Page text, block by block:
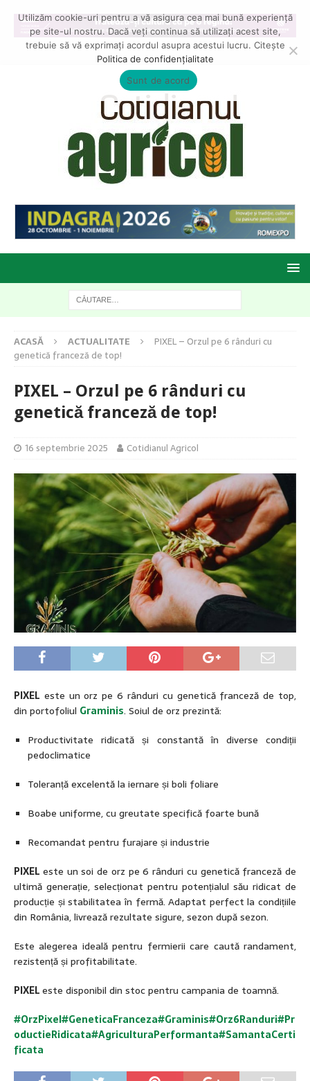
ACASĂ ACTUALITATE
PIXEL – Orzul pe 6 rânduri cu
genetică franceză de top!
PIXEL – Orzul pe 6 rânduri cu
genetică franceză de top!
16 septembrie 2025 Cotidianul Agricol
PIXEL este un orz pe 6 rânduri cu genetică franceză de top,
din portofoliul Graminis. Soiul de orz prezintă:
Productivitate ridicată și constantă în diverse condiții
pedoclimatice
Toleranță excelentă la iernare și boli foliare
Boabe uniforme, cu greutate specifică foarte bună
Recomandat pentru furajare și industrie
PIXEL este un soi de orz pe 6 rânduri cu genetică franceză de
ultimă generație, selecționat pentru potențialul său ridicat de
producție și stabilitatea în fermă. Adaptat perfect la condițiile
din România, livrează rezultate sigure, sezon după sezon.
Este alegerea ideală pentru fermierii care caută randament,
rezistență și profitabilitate.
PIXELeste disponibil din stoc pentru campania de toamnă.
#OrzPixel#GeneticaFranceza#Graminis#Orz6Randuri#Pr
oductieRidicata#AgriculturaPerformanta#SamantaCerti
ficata
Utilizăm cookie-uri pentru a vă asigura cea mai bună experiență
pe site-ul nostru. Dacă veți continua să utilizați acest site,
trebuie să vă exprimați acordul asupra acestui lucru. Citește
Politica de confidențialitate
Sunt de acord